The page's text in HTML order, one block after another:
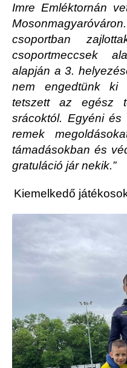
Imre Emléktornán
csoportban
csoportmeccsek
alapján a 3.
nem engedtünk ki
tetszett az egész
srácoktól. Egyéni
remek
támadásokban és
gratuláció jár nekik.”
Kiemelkedő